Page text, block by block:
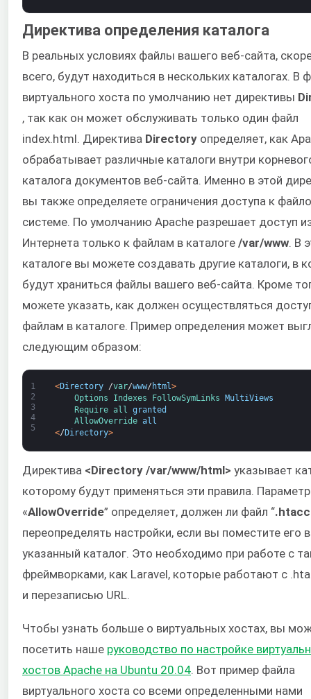
Директива определения каталога
В реальных условиях файлы вашего веб-сайта,
всего, будут находиться в нескольких каталогах. В
виртуального хоста по умолчанию нет директивы
, так как он может обслуживать только один файл
index.html. Директива Directory определяет, как
обрабатывает различные каталоги внутри
каталога документов веб-сайта. Именно в этой
вы также определяете ограничения доступа к
системе. По умолчанию Apache разрешает доступ
Интернета только к файлам в каталоге /var/www . В
каталоге вы можете создавать другие каталоги, в
будут храниться файлы вашего веб-сайта. Кроме
можете указать, как должен осуществляться
файлам в каталоге. Пример определения может
следующим образом:
1
2
3
4
5
<Directory /var/www/ html>
Options
Indexes FollowSymLinks MultiViews
Require all granted
AllowOverride all
</ Directory>
Директива <Directory /var/www/html> указывает
которому будут применяться эти правила. Параметр
«AllowOverride” определяет, должен ли файл “
переопределять настройки, если вы поместите его в
указанный каталог. Это необходимо при работе с
фреймворками, как Laravel, которые работают с
и перезаписью URL.
Чтобы узнать больше о виртуальных хостах, вы
посетить наше руководство по настройке
хостов Apache на Ubuntu 20.04. Вот пример файла
виртуального хоста со всеми определенными нами